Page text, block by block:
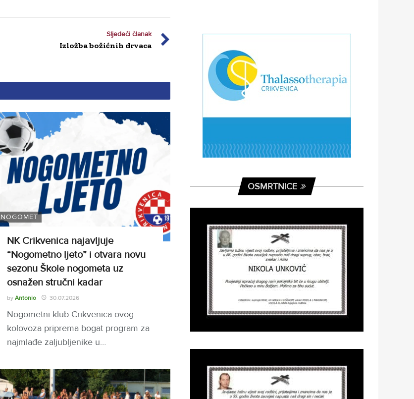
Sljedeći članak
Izložba božićnih drvaca
NOGOMET
NK Crikvenica najavljuje
“Nogometno ljeto” i otvara novu
sezonu Škole nogometa uz
osnažen stručni kadar
by Antonio 30.07.2026
Nogometni klub Crikvenica ovog
kolovoza priprema bogat program za
najmlađe zaljubljenike u…
OSMRTNICE